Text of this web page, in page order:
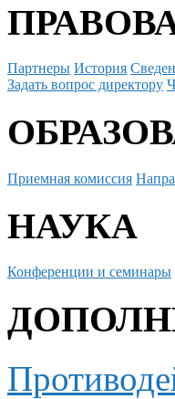
Партнеры История
Задать вопрос директору
Приемная комиссия
НАУКА
Конференции и семинары